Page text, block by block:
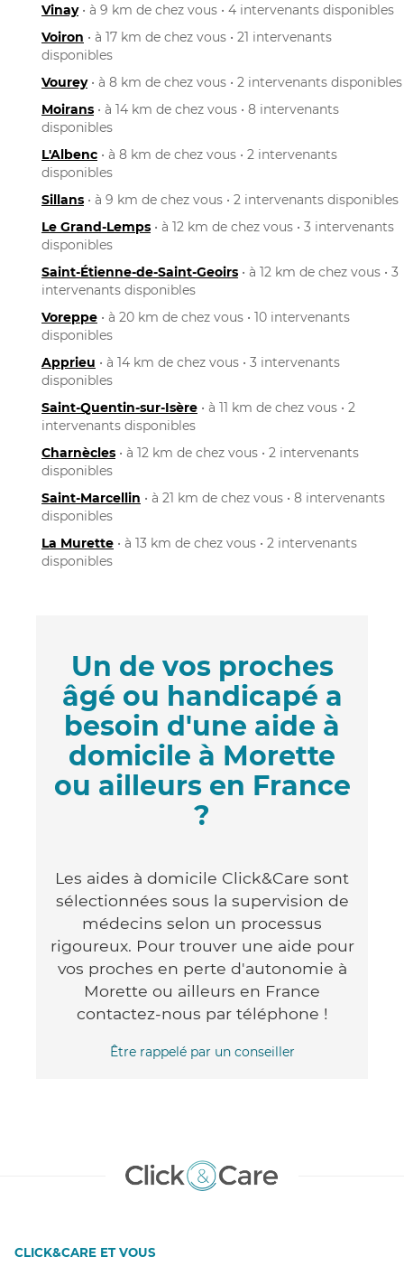
Vinay• à 9 km de chez vous • 4 intervenants disponibles
Voiron • à 17 km de chez vous • 21 intervenants
disponibles
Vourey• à 8 km de chez vous • 2 intervenants disponibles
Moirans • à 14 km de chez vous • 8 intervenants
disponibles
L'Albenc • à 8 km de chez vous • 2 intervenants
disponibles
Sillans • à 9 km de chez vous • 2 intervenants disponibles
Le Grand-Lemps • à 12 km de chez vous • 3 intervenants
disponibles
Saint-Étienne-de-Saint-Geoirs • à 12 km de chez vous • 3
intervenants disponibles
Voreppe • à 20 km de chez vous • 10 intervenants
disponibles
Apprieu • à 14 km de chez vous • 3 intervenants
disponibles
Saint-Quentin-sur-Isère • à 11 km de chez vous • 2
intervenants disponibles
Charnècles • à 12 km de chez vous • 2 intervenants
disponibles
Saint-Marcellin • à 21 km de chez vous • 8 intervenants
disponibles
La Murette • à 13 km de chez vous • 2 intervenants
disponibles
Un de vos proches
âgé ou handicapé a
besoin d'une aide à
domicile à Morette
ou ailleurs en France
?
Les aides à domicile Click&Care sont
sélectionnées sous la supervision de
médecins selon un processus
rigoureux. Pour trouver une aide pour
vos proches en perte d'autonomie à
Morette ou ailleurs en France
contactez-nous par téléphone !
Être rappelé par un conseiller
CLICK&CARE ET VOUS